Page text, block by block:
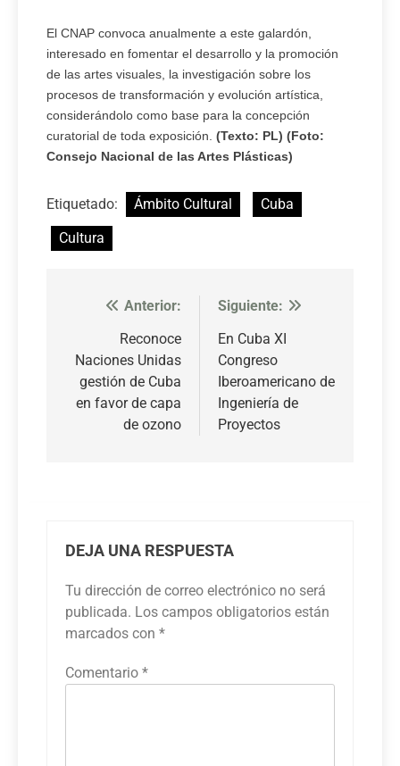
El CNAP convoca anualmente a este galardón,
interesado en fomentar el desarrollo y la promoción
de las artes visuales, la investigación sobre los
procesos de transformación y evolución artística,
considerándolo como base para la concepción
curatorial de toda exposición. (Texto: PL) (Foto:
Consejo Nacional de las Artes Plásticas)
Etiquetado: Ámbito Cultural
Cuba
Cultura
Navegación
entradas
Anterior:
Reconoce
Naciones Unidas
gestión de Cuba
en favor de capa
de ozono
Siguiente:
En Cuba XI
Congreso
Iberoamericano de
Ingeniería de
Proyectos
DEJA UNA RESPUESTA
Tu dirección de correo electrónico no será
publicada. Los campos obligatorios están
marcados con *
Comentario *